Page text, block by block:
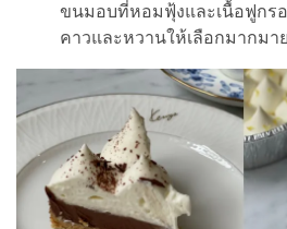
ขนมอบที่หอมฟุ้งและเนื้อฟูกร
คาวและหวานให้เลือกมากมาย